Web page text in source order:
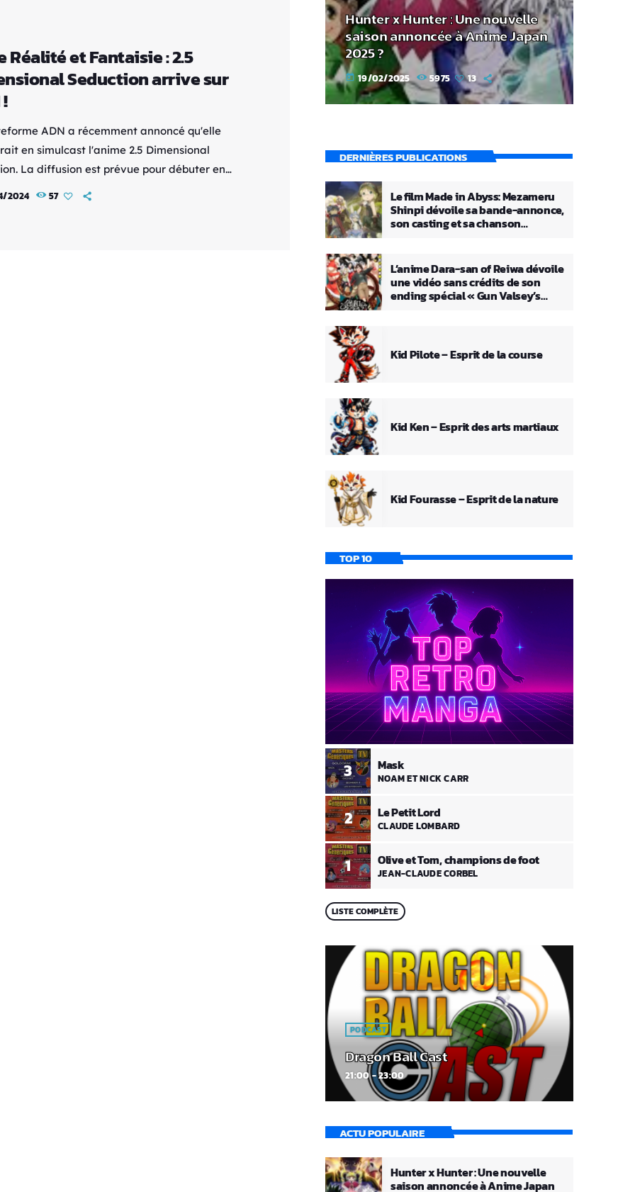
Réalité et Fantaisie : 2.5
Seduction arrive sur
ADN a récemment annoncé qu'elle
en simulcast l'anime 2.5 Dimensional
La diffusion est prévue pour débuter en
juillet 2024. Voici le synopsis de la série :
2024 57
Hunter x Hunter : Une nouvelle
saison annoncée à Anime Japan
2025 ?
today 19/02/2025 5975 13
DERNIÈRES PUBLICATIONS
Le film Made in Abyss: Mezameru
Shinpi dévoile sa bande-annonce,
son casting et sa chanson
L’anime Dara-san of Reiwa dévoile
une vidéo sans crédits de son
ending spécial « Gun Valsey’s
Kid Pilote – Esprit de la course
Kid Ken – Esprit des arts martiaux
Kid Fourasse – Esprit de la nature
TOP 10
1 Olive et Tom, champions de foot
JEAN-CLAUDE CORBEL
2 Le Petit Lord
CLAUDE LOMBARD
3 Mask
NOAM ET NICK CARR
LISTE COMPLÈTE
PODCAST
Dragon Ball Cast
21:00 - 23:00
ACTU POPULAIRE
Hunter x Hunter : Une nouvelle
saison annoncée à Anime Japan